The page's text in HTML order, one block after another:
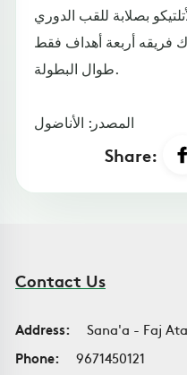
بصلابة للقب الدوري
فريقه أربعة أهداف فقط
طوال البطولة.
المصدر: الأناضول
Share:
Contact Us
Address:
Sana'a - Faj
Phone:
9671450121